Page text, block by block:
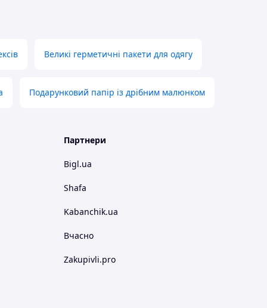
Великі герметичні пакети для одягу
Подарунковий папір із дрібним малюнком
Партнери
Bigl.ua
Shafa
Kabanchik.ua
Вчасно
Zakupivli.pro